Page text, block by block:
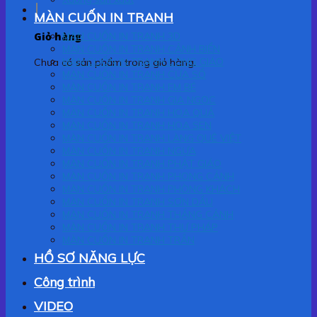
Giỏ hàng
Chưa có sản phẩm trong giỏ hàng.
MÀN CUỐN IN TRANH
MÀN CUỐN IN TRANH 3D
MÀN CUỐN IN TRANH CÔNG GIÁO
HỒ SƠ NĂNG LỰC
Công trình
VIDEO